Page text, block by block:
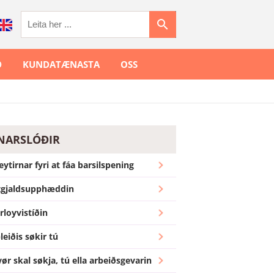
Leita
KUNDATÆNASTA OSS
flyti til Føroya?
og flyti av
fyri at fáa barsilspening
søkir tú
skal søkja, tú ella arbeiðsgevarin